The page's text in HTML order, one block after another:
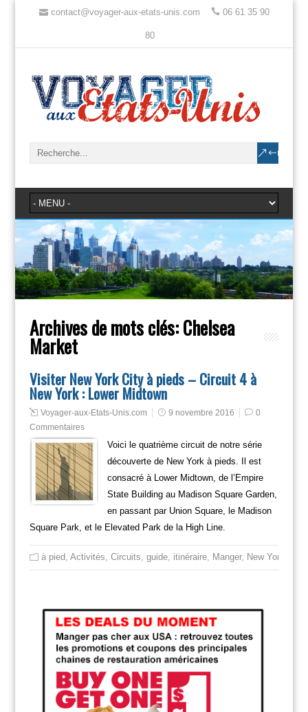
contact@voyager-aux-etats-unis.com 06 61 35 90
80
Archives de mots clés:Chelsea
Market
Visiter New York City à pieds – Circuit 4 à
New York : Lower Midtown
Voyager-aux-Etats-Unis.com 9 novembre 2016
0
Commentaires
Voici le quatrième circuit de notre série
découverte de New York à pieds. Il est
consacré à Lower Midtown, de l’Empire
State Building au Madison Square Garden,
en passant par Union Square, le Madison
Square Park, et le Elevated Park de la High Line.
à pied Activités Circuits guide, itinéraire, Manger, New York